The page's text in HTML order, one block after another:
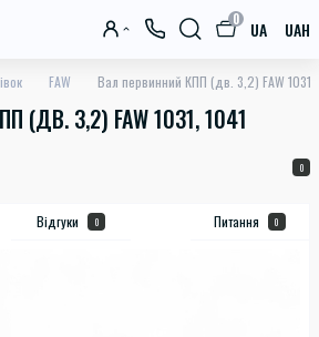
0 UA UAH
FAW Вал первинний КПП (дв. 3,2) FAW 1031,
(ДВ. 3,2) FAW 1031, 1041
0
Відгуки 0 Питання 0